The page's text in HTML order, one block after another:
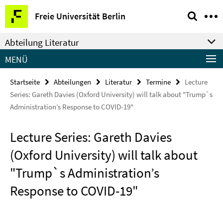
Springe
direkt
zu
Inhalt
Freie Universität Berlin
Service-
Navigation
Abteilung Literatur
MENÜ
Startseite Abteilungen Literatur Termine
Lecture
Series: Gareth Davies (Oxford University) will talk about "Trump`s
Administration’s Response to COVID-19"
Lecture Series: Gareth Davies
(Oxford University) will talk about
"Trump`s Administration’s
Response to COVID-19"